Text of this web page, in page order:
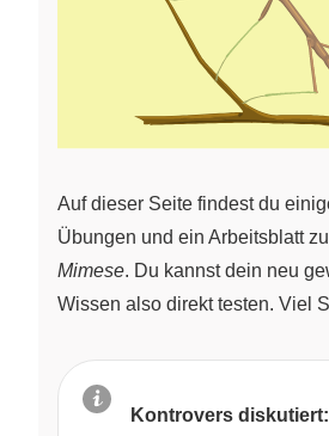
Auf dieser Seite findest du
Übungen und ein Arbeitsblatt zu
Mimese. Du kannst dein neu
Wissen also direkt testen. Viel
Kontrovers diskutiert: